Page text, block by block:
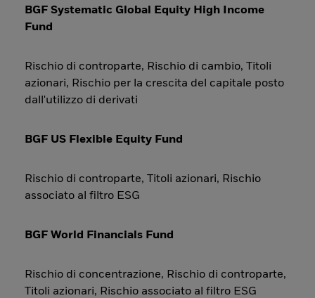
BGF Systematic Global Equity High Income
Fund
Rischio di controparte, Rischio di cambio, Titoli
azionari, Rischio per la crescita del capitale posto
dall'utilizzo di derivati
BGF US Flexible Equity Fund
Rischio di controparte, Titoli azionari, Rischio
associato al filtro ESG
BGF World Financials Fund
Rischio di concentrazione, Rischio di controparte,
Titoli azionari, Rischio associato al filtro ESG